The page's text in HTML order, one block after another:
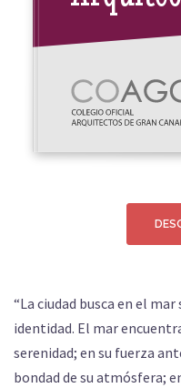
“La ciudad busca en el
identidad. El mar
serenidad; en su fuerza
bondad de su atmósfera;